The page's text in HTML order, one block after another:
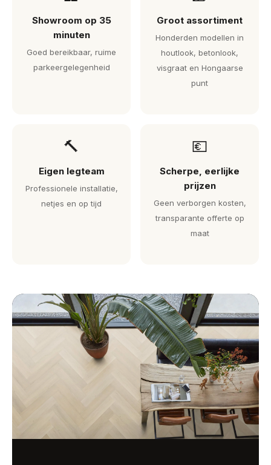
Showroom op 35
minuten
Goed bereikbaar, ruime
parkeergelegenheid
Groot assortiment
Honderden modellen in
houtlook, betonlook,
visgraat en Hongaarse
punt
🔨
Eigen legteam
Professionele installatie,
netjes en op tijd
💶
Scherpe, eerlijke
prijzen
Geen verborgen kosten,
transparante offerte op
maat